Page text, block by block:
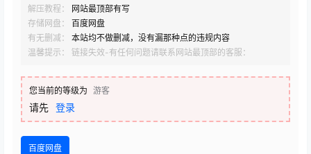
解压教程：
网站最顶部有写
存储网盘：
百度网盘
有无删减：
本站均不做删减，没有漏那种点的违规内容
温馨提示： 链接失效-有任何问题请联系网站最顶部的客服：
您当前的等级为 游客
请先 登录
百度网盘